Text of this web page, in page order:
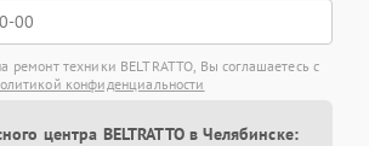
ремонт техники BELTRATTO, Вы соглашаетесь с
конфиденциальности
центра BELTRATTO в Челябинске: